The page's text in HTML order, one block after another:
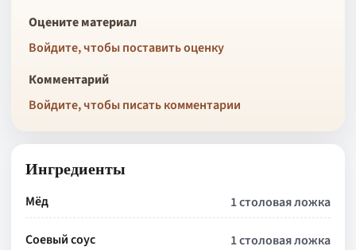
Оцените материал
Войдите, чтобы поставить оценку
Комментарий
Войдите, чтобы писать комментарии
Ингредиенты
Мёд 1 столовая ложка
Соевый соус 1 столовая ложка